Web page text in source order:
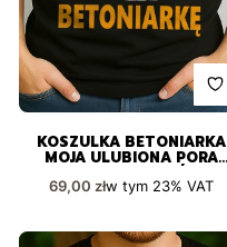
KOSZULKA BETONIARKA
MOJA ULUBIONA PORA
DLA PASJONATÓW
Cena brutto
69,00 złw tym 23%VAT